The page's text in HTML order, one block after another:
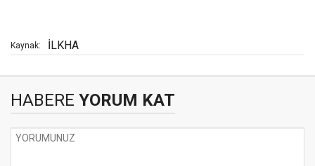
Kaynak: İLKHA
HABERE YORUM KAT